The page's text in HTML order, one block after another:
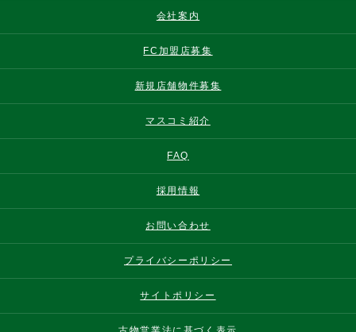
会社案内
FC加盟店募集
新規店舗物件募集
マスコミ紹介
FAQ
採用情報
お問い合わせ
プライバシーポリシー
サイトポリシー